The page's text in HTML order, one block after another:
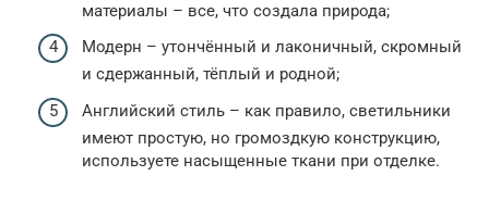
материалы – все, что создала природа;
Модерн – утончённый и лаконичный, скромный
и сдержанный, тёплый и родной;
Английский стиль – как правило, светильники
имеют простую, но громоздкую конструкцию,
используете насыщенные ткани при отделке.